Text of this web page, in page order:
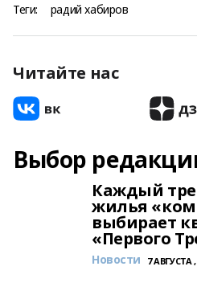
Теги: радий хабиров
Читайте нас
Выбор
Каждый
жилья
выбирает
«Первого
Новости 7 АВГУСТА ,